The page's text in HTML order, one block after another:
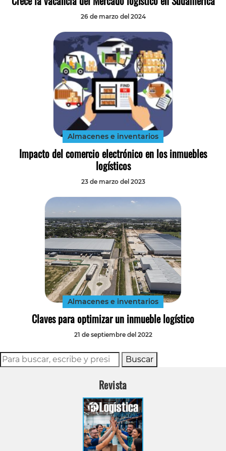
26 de marzo del 2024
Almacenes e inventarios
Impacto del comercio electrónico en los inmuebles
logísticos
23 de marzo del 2023
Almacenes e inventarios
Claves para optimizar un inmueble logístico
21 de septiembre del 2022
Buscar
Revista